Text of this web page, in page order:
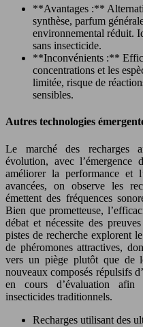
**Avantages :**
synthèse, parfum
environnemental réduit.
sans insecticide.
**Inconvénients :**
concentrations et les
limitée, risque de
sensibles.
Autres technologies
Le marché des recharges
évolution, avec l’émergence
améliorer la performance et
avancées, on observe les
émettent des fréquences
Bien que prometteuse,
débat et nécessite des
pistes de recherche explorent
de phéromones attractives,
vers un piège plutôt que de
nouveaux composés répulsifs
en cours d’évaluation afin
insecticides traditionnels.
Recharges utilisant des